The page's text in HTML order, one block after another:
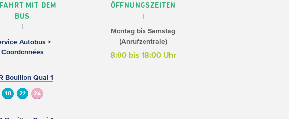
MIT DEM
BUS
Autobus >
Coordonnées
Bouillon Quai 1
10 22 24
ÖFFNUNGSZEITEN
Montag bis Samstag
(Anrufzentrale)
8:00 bis 18:00 Uhr